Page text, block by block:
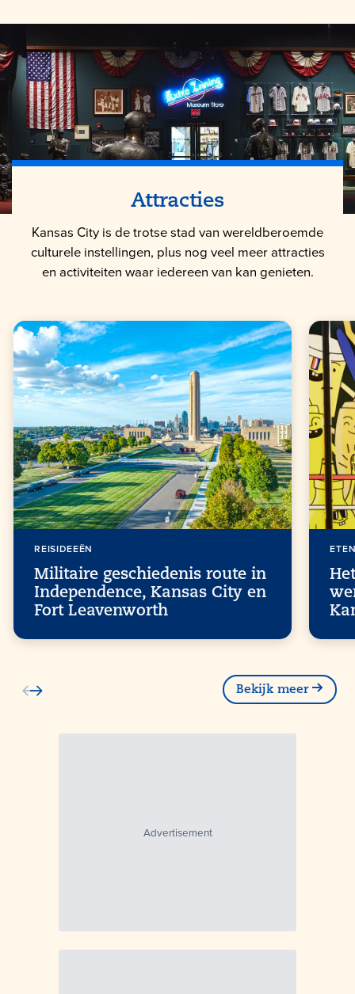
Attracties
Kansas City is de trotse stad van wereldberoemde
culturele instellingen, plus nog veel meer attracties
en activiteiten waar iedereen van kan genieten.
REISIDEEËN
Militaire geschiedenis route in
Independence, Kansas City en
Fort Leavenworth
Bekijk meer